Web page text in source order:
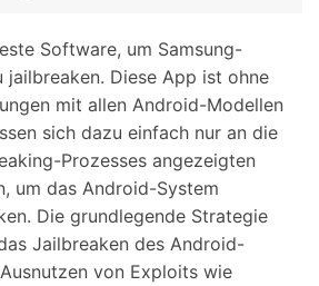
Software, um Samsung-
jailbreaken. Diese App ist ohne
mit allen Android-Modellen
sich dazu einfach nur an die
Prozesses angezeigten
um das Android-System
Die grundlegende Strategie
Jailbreaken des Android-
von Exploits wie